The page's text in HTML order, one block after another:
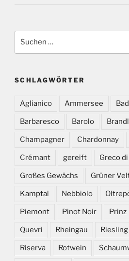
nach:
SCHLAGWÖRTER
Aglianico Ammersee
Barbaresco Barolo Brandl
Champagner Chardonnay
Crémant gereift Greco
Großes Gewächs Grüner
Kamptal Nebbiolo
Piemont Pinot Noir Prinz
Quevri Rheingau Riesling
Riserva Rotwein